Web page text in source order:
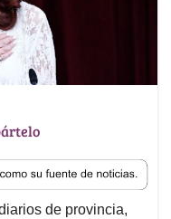
de provincia,